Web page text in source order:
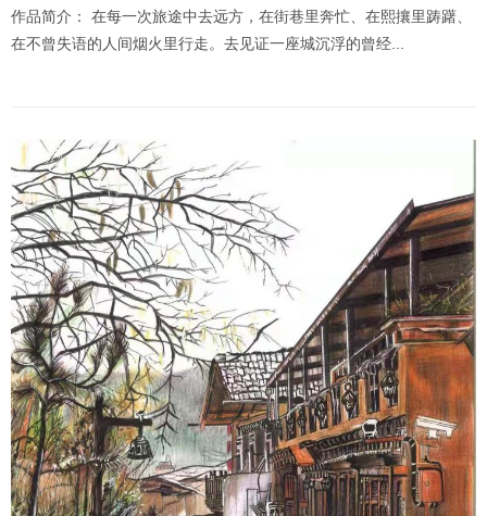
作品简介： 在每一次旅途中去远方，在街巷里奔忙、在熙攘里踌躇、
在不曾失语的人间烟火里行走。去见证一座城沉浮的曾经...